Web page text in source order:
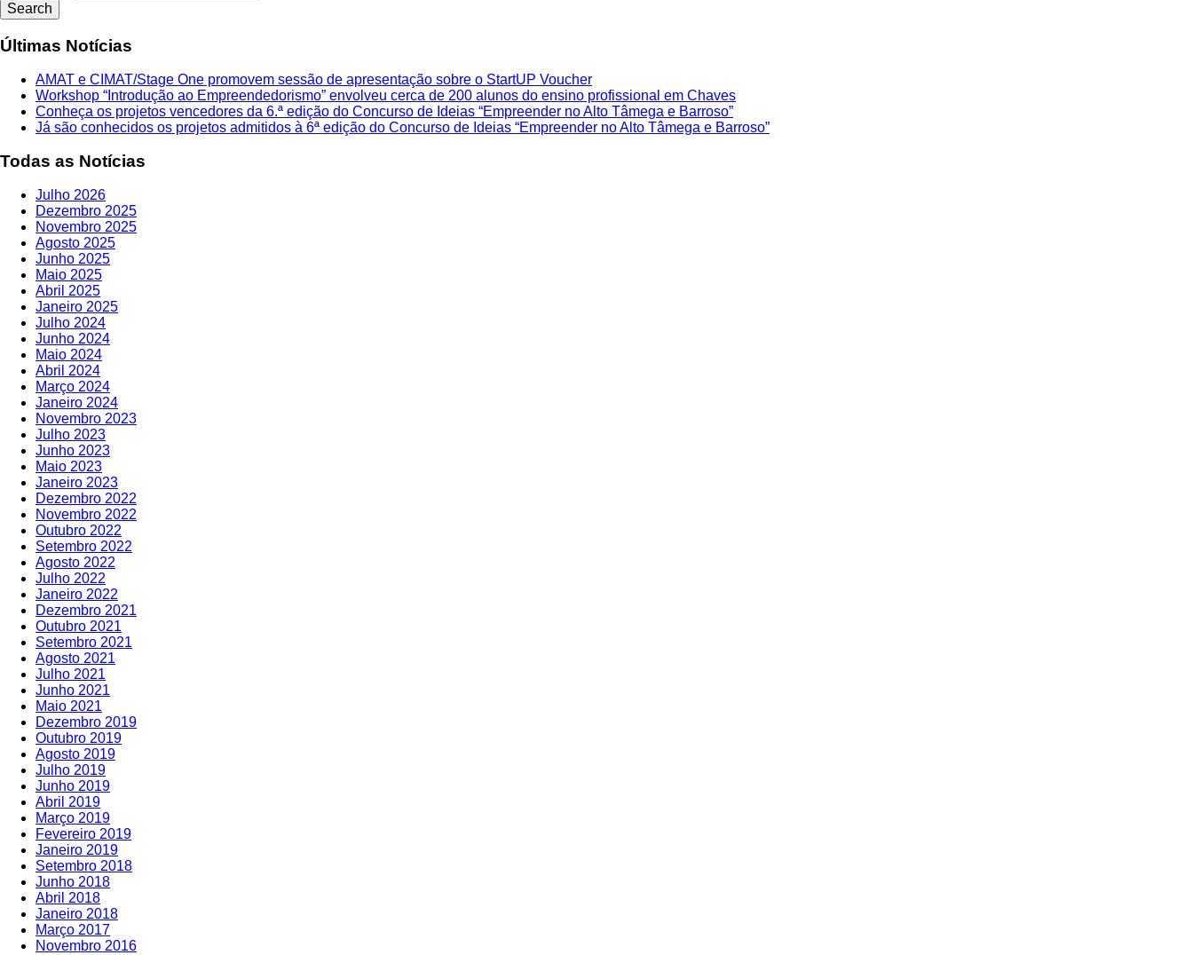
Search
Últimas Notícias
AMAT e CIMAT/Stage One promovem sessão de apresentação sobre o StartUP Voucher
Workshop “Introdução ao Empreendedorismo” envolveu cerca de 200 alunos do ensino profissional em Chaves
Conheça os projetos vencedores da 6.ª edição do Concurso de Ideias “Empreender no Alto Tâmega e Barroso”
Já são conhecidos os projetos admitidos à 6ª edição do Concurso de Ideias “Empreender no Alto Tâmega e Barroso”
Todas as Notícias
Julho 2026
Dezembro 2025
Novembro 2025
Agosto 2025
Junho 2025
Maio 2025
Abril 2025
Janeiro 2025
Julho 2024
Junho 2024
Maio 2024
Abril 2024
Março 2024
Janeiro 2024
Novembro 2023
Julho 2023
Junho 2023
Maio 2023
Janeiro 2023
Dezembro 2022
Novembro 2022
Outubro 2022
Setembro 2022
Agosto 2022
Julho 2022
Janeiro 2022
Dezembro 2021
Outubro 2021
Setembro 2021
Agosto 2021
Julho 2021
Junho 2021
Maio 2021
Dezembro 2019
Outubro 2019
Agosto 2019
Julho 2019
Junho 2019
Abril 2019
Março 2019
Fevereiro 2019
Janeiro 2019
Setembro 2018
Junho 2018
Abril 2018
Janeiro 2018
Março 2017
Novembro 2016